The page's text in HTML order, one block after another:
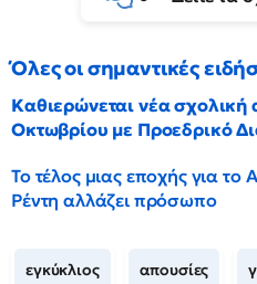
Όλες οι σημαντικές
Καθιερώνεται νέα σχολική
Οκτωβρίου με Προεδρικό
Το τέλος μιας εποχής για το
Ρέντη αλλάζει πρόσωπο
εγκύκλιος απουσίες